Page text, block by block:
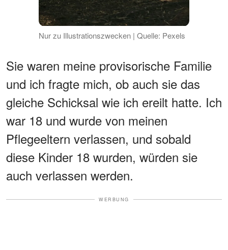
Nur zu Illustrationszwecken | Quelle: Pexels
Sie waren meine provisorische Familie
und ich fragte mich, ob auch sie das
gleiche Schicksal wie ich ereilt hatte. Ich
war 18 und wurde von meinen
Pflegeeltern verlassen, und sobald
diese Kinder 18 wurden, würden sie
auch verlassen werden.
WERBUNG